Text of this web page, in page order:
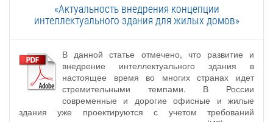
«Актуальность внедрения концепции
интеллектуального здания для жилых домов»
В данной статье отмечено, что развитие и
внедрение интеллектуального здания в
настоящее время во многих странах идет
стремительными темпами. В России
современные и дорогие офисные и жилые
здания уже проектируются с учетом требований